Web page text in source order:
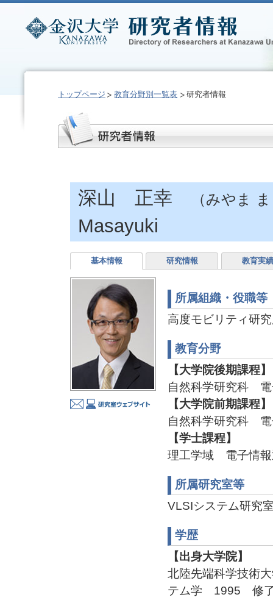
トップページ 教育分野別一覧表 研究者情報
深山 正幸 （みやま
Masayuki
基本情報 研究情報 教育実績
所属組織・役職等
高度モビリティ研
教育分野
【大学院後期課程】
自然科学研究科 電
【大学院前期課程】
自然科学研究科 電
【学士課程】
理工学域 電子情
所属研究室等
VLSIシステム研
学歴
【出身大学院】
北陸先端科学技術
テム学 1995 修